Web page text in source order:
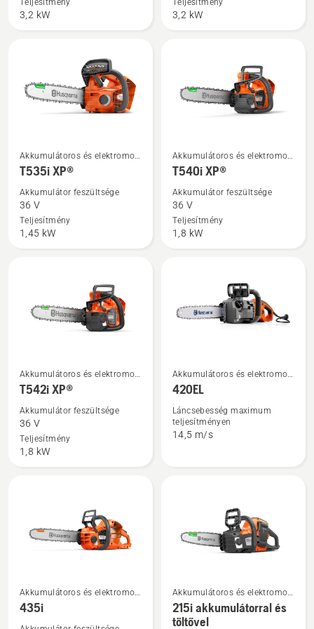
termékről
Teljesítmény
3,2 kW
Teljesítmény
3,2 kW
További
részletek
T535i
XP®
termékről
Akkumulátoros és elektromos
láncfűrészek
T535i XP®
Akkumulátor feszültsége
36 V
Teljesítmény
1,45 kW
További
részletek
T540i
XP®
termékről
Akkumulátoros és elektromos
láncfűrészek
T540i XP®
Akkumulátor feszültsége
36 V
Teljesítmény
1,8 kW
További
részletek
T542i
XP®
termékről
Akkumulátoros és elektromos
láncfűrészek
T542i XP®
Akkumulátor feszültsége
36 V
Teljesítmény
1,8 kW
További
részletek
a(z)
420EL
termékről
Akkumulátoros és elektromos
láncfűrészek
420EL
Láncsebesség maximum
teljesítményen
14,5 m/s
További
részletek
Akkumulátoros és elektromos
láncfűrészek
435i
További
részletek
Akkumulátoros és elektromos
láncfűrészek
215i akkumulátorral és
töltővel